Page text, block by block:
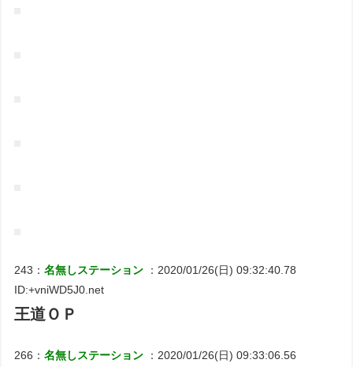
243：名無しステーション
：2020/01/26(日) 09:32:40.78
ID:+vniWD5J0.net
王道ＯＰ
266：名無しステーション
：2020/01/26(日) 09:33:06.56